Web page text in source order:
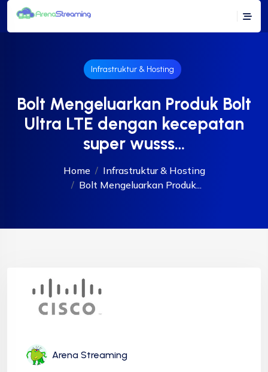
Infrastruktur & Hosting
Bolt Mengeluarkan Produk Bolt
Ultra LTE dengan kecepatan
super wusss…
Home
Infrastruktur & Hosting
Bolt Mengeluarkan Produk...
Arena Streaming